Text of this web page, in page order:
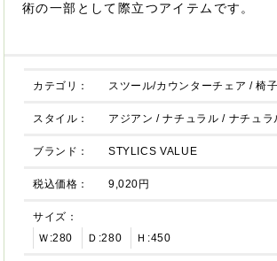
術の一部として際立つアイテムです。
カテゴリ： スツール/カウンターチェア /椅
スタイル： アジアン /ナチュラル / ナチュラ
ブランド： STYLICS VALUE
税込価格： 9,020円
サイズ：
Ｗ:280
Ｄ:280 Ｈ:450